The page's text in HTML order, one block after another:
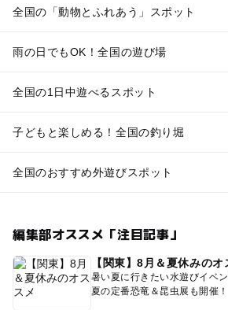
全国の「動物とふれあう」スポット
雨の日でもOK！全国の遊び場
全国の1日中遊べるスポット
子どもと楽しめる！全国の釣り堀
全国のおすすめ外遊びスポット
編集部オススメ「注目記事」
【関東】8月＆夏休みのオ
暑い夏に行きたい水遊びイベ
夏の定番恐竜＆昆虫展も開催！